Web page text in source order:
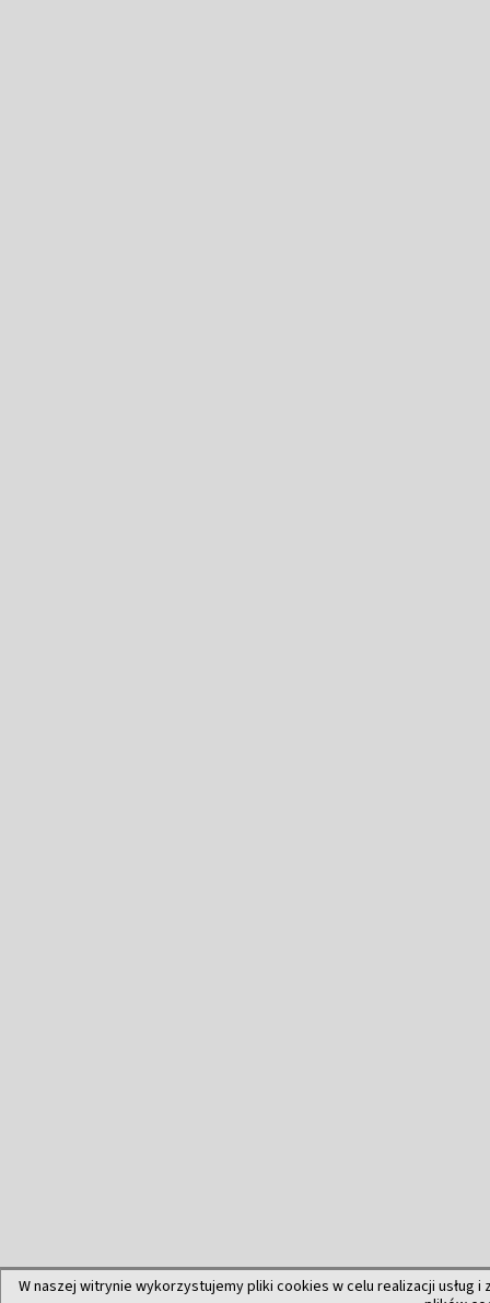
W naszej witrynie wykorzystujemy pliki cookies w celu realizacji usług i